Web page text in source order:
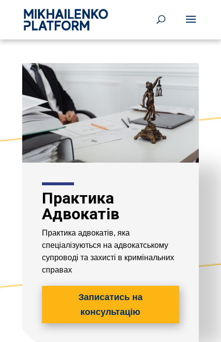
⁠Практика
Адвокатів
Практика адвокатів, яка
спеціалізуються на адвокатському
супроводі та захисті в кримінальних
справах
Записатись на
консультацію